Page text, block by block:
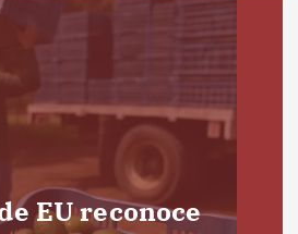
EU reconoce